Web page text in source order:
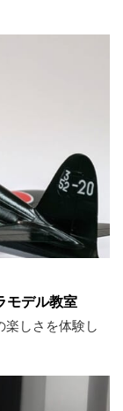
モデル教室
楽しさを体験し